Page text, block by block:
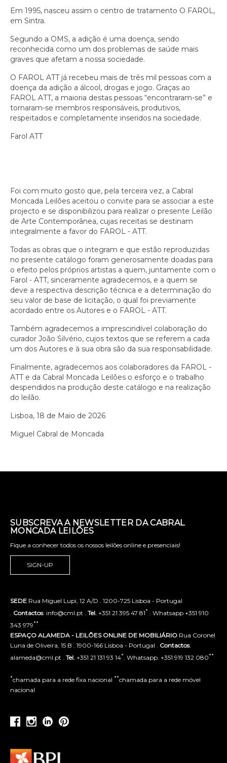
Em 1995, nasceu assim o centro de tratamento O FAROL,
em Sintra.
Segundo a OMS, a adição é uma doença, sendo
reconhecida como um dos problemas de saúde mais
graves que afetam a nossa sociedade.
O FAROL ATT já recebeu mais de três mil pessoas com a
doença da adição a álcool, drogas e jogo. Graças ao
FAROL ATT, a maioria destas pessoas “encontraram-se” e
tornaram-se membros responsáveis, produtivos,
respeitados e completamente inseridos na sociedade.
Farol ATT
Foi com muito gosto que, pela terceira vez, a Cabral
Moncada Leilões aceitou o convite para se associar a este
projecto e se disponibilizou para realizar o presente Leilão
de Arte Contemporânea, cujas receitas se destinam
integralmente a favor do FAROL - ATT.
Todas as obras que o integram e que estão reproduzidas
no presente catálogo foram generosamente doadas para
o efeito pelos próprios artistas a quem, juntamente com o
Farol - ATT, sinceramente agradecemos, e a quem se
deve a respectiva descrição técnica e a determinação do
seu valor de base de licitação, o qual foi previamente
acordado entre os Autores e o FAROL - ATT.
Também agradecemos a imprescindível colaboração do
curador João Silvério, cujos textos que se referem a cada
um dos Autores e à sua obra são da sua responsabilidade.
Finalmente, agradecemos aos colaboradores da FAROL -
ATT e da Cabral Moncada Leilões o esforço e o trabalho
despendidos na produção deste catálogo e na realização
do leilão.
Lisboa, 18 de Maio de 2026
Miguel Cabral de Moncada
SUBSCREVA A NEWSLETTER DA CABRAL
MONCADA LEILÕES
Fique a conhecer todos os nossos leilões online e presenciais!
SIGN-UP
SEDE Rua Miguel Lupi, 12 A/D . 1200-725 Lisboa - Portugal
. Contactos: info@cml.pt . Tel. +351 21 395 47 81* . Whatsapp +351 910
343 979**
ESPAÇO ALAMEDA - LEILÕES ONLINE DE MOBILIÁRIO Rua Coronel
Luna de Oliveira, 15 B . 1900-166 Lisboa - Portugal . Contactos:
alameda@cml.pt . Tel. +351 21 131 93 14*. Whatsapp. +351 919 132 080**
*chamada para a rede fixa nacional **chamada para a rede móvel
nacional